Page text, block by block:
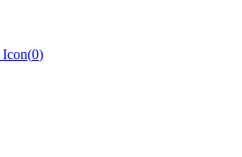
(0)